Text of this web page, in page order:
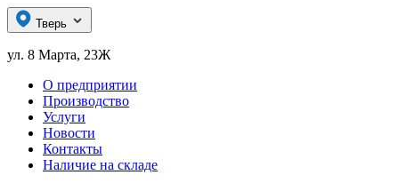
Тверь
ул. 8 Марта, 23Ж
О предприятии
Производство
Услуги
Новости
Контакты
Наличие на складе